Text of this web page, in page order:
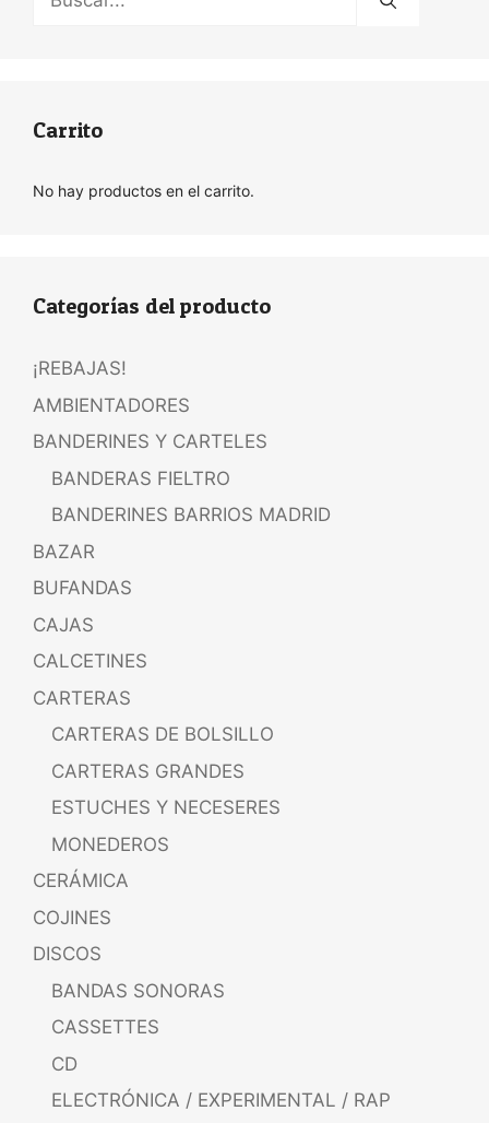
Carrito
No hay productos en el carrito.
Categorías del producto
¡REBAJAS!
AMBIENTADORES
BANDERINES Y CARTELES
BANDERAS FIELTRO
BANDERINES BARRIOS MADRID
BAZAR
BUFANDAS
CAJAS
CALCETINES
CARTERAS
CARTERAS DE BOLSILLO
CARTERAS GRANDES
ESTUCHES Y NECESERES
MONEDEROS
CERÁMICA
COJINES
DISCOS
BANDAS SONORAS
CASSETTES
CD
ELECTRÓNICA / EXPERIMENTAL / RAP